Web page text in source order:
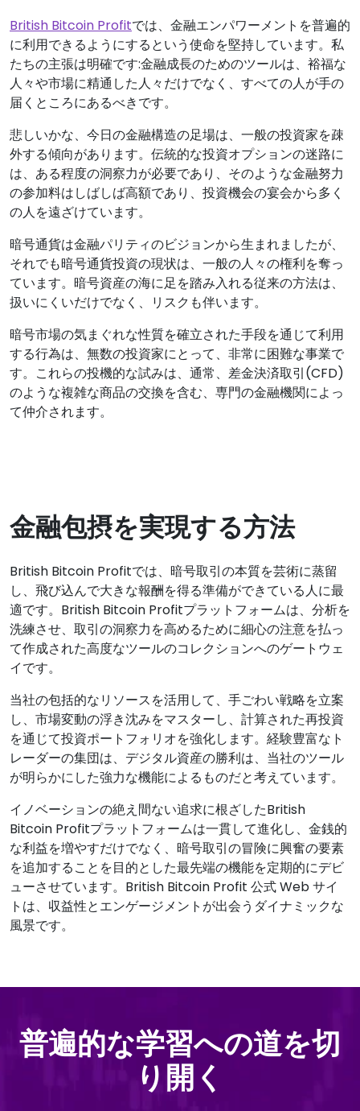
British Bitcoin Profitでは、金融エンパワーメントを普遍的
に利用できるようにするという使命を堅持しています。私
たちの主張は明確です:金融成長のためのツールは、裕福な
人々や市場に精通した人々だけでなく、すべての人が手の
届くところにあるべきです。
悲しいかな、今日の金融構造の足場は、一般の投資家を疎
外する傾向があります。伝統的な投資オプションの迷路に
は、ある程度の洞察力が必要であり、そのような金融努力
の参加料はしばしば高額であり、投資機会の宴会から多く
の人を遠ざけています。
暗号通貨は金融パリティのビジョンから生まれましたが、
それでも暗号通貨投資の現状は、一般の人々の権利を奪っ
ています。暗号資産の海に足を踏み入れる従来の方法は、
扱いにくいだけでなく、リスクも伴います。
暗号市場の気まぐれな性質を確立された手段を通じて利用
する行為は、無数の投資家にとって、非常に困難な事業で
す。これらの投機的な試みは、通常、差金決済取引(CFD)
のような複雑な商品の交換を含む、専門の金融機関によっ
て仲介されます。
金融包摂を実現する方法
British Bitcoin Profitでは、暗号取引の本質を芸術に蒸留
し、飛び込んで大きな報酬を得る準備ができている人に最
適です。British Bitcoin Profitプラットフォームは、分析を
洗練させ、取引の洞察力を高めるために細心の注意を払っ
て作成された高度なツールのコレクションへのゲートウェ
イです。
当社の包括的なリソースを活用して、手ごわい戦略を立案
し、市場変動の浮き沈みをマスターし、計算された再投資
を通じて投資ポートフォリオを強化します。経験豊富なト
レーダーの集団は、デジタル資産の勝利は、当社のツール
が明らかにした強力な機能によるものだと考えています。
イノベーションの絶え間ない追求に根ざしたBritish
Bitcoin Profitプラットフォームは一貫して進化し、金銭的
な利益を増やすだけでなく、暗号取引の冒険に興奮の要素
を追加することを目的とした最先端の機能を定期的にデビ
ューさせています。British Bitcoin Profit 公式 Web サイ
トは、収益性とエンゲージメントが出会うダイナミックな
風景です。
普遍的な学習への道を切
り開く